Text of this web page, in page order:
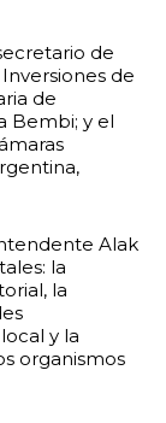
de
de
de
Bembi; y el
Alak
la
la
y la
organismos